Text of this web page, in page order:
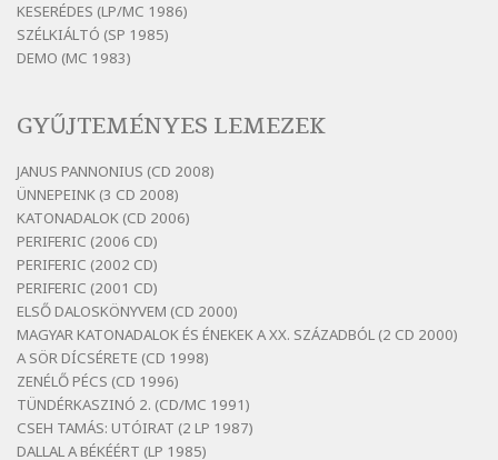
Bertók László: Ó, az a hol volt vicinális
Bertók László: Vásáros
Szélkiáltó
Bertók László: Vizibolt
Szélkiáltó
Bornemissza Endre: Szitakötő
Szélkiáltó
Detlev von Liliencron: Bölcsődal
Szélkiáltó
Fenyvesi Béla: Lesz-e még menedék?
Szélkiáltó
Fenyvesi Béla: Szélkiáltó kánon
KESERÉDES (LP/MC 1986)
SZÉLKIÁLTÓ (SP 1985)
DEMO (MC 1983)
GYŰJTEMÉNYES LEMEZEK
JANUS PANNONIUS (CD 2008)
ÜNNEPEINK (3 CD 2008)
KATONADALOK (CD 2006)
PERIFERIC (2006 CD)
PERIFERIC (2002 CD)
PERIFERIC (2001 CD)
ELSŐ DALOSKÖNYVEM (CD 2000)
MAGYAR KATONADALOK ÉS ÉNEKEK A XX. SZÁZADBÓL (2 CD 2000)
A SÖR DÍCSÉRETE (CD 1998)
ZENÉLŐ PÉCS (CD 1996)
TÜNDÉRKASZINÓ 2. (CD/MC 1991)
CSEH TAMÁS: UTÓIRAT (2 LP 1987)
DALLAL A BÉKÉÉRT (LP 1985)